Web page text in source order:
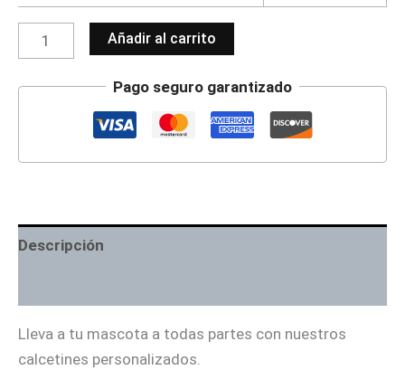
Añadir al carrito
Pago seguro garantizado
Descripción
Lleva a tu mascota a todas partes con nuestros
calcetines personalizados.